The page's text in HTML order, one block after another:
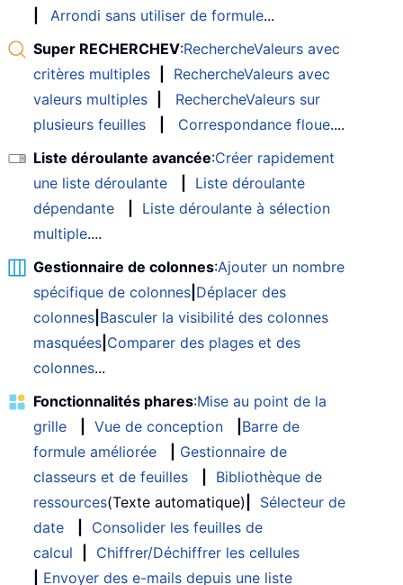
Arrondi sans utiliser de formule...
Super RECHERCHEV:RechercheValeurs avec
critères multiples
RechercheValeurs avec
valeurs multiples
RechercheValeurs sur
plusieurs feuilles
Correspondance floue....
Liste déroulante avancée:Créer rapidement
une liste déroulante
Liste déroulante
dépendante
Liste déroulante à sélection
multiple....
Gestionnaire de colonnes:Ajouter un nombre
spécifique de colonnes Déplacer des
colonnes Basculer la visibilité des colonnes
masquées Comparer des plages et des
colonnes...
Fonctionnalités phares:Mise au point de la
grille
Vue de conception
Barre de
formule améliorée
Gestionnaire de
classeurs et de feuilles
Bibliothèque de
ressources(Texte automatique)
Sélecteur de
date
Consolider les feuilles de
calcul
Chiffrer/Déchiffrer les cellules
Envoyer des e-mails depuis une liste